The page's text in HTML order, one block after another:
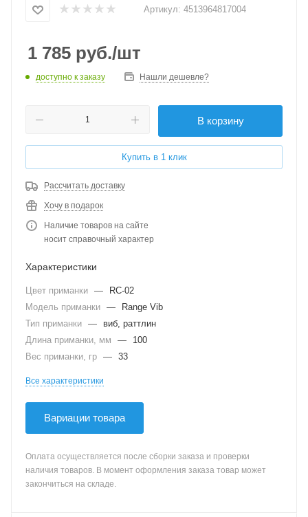
Артикул: 4513964817004
1 785 руб./шт
доступно к заказу Нашли дешевле?
В корзину
Купить в 1 клик
Рассчитать доставку
Хочу в подарок
Наличие товаров на сайте
носит справочный характер
Характеристики
Цвет приманки —
RC-02
Модель приманки —
Range Vib
Тип приманки —
виб, раттлин
Длина приманки, мм
—
100
Вес приманки, гр — 33
Все характеристики
Вариации товара
Оплата осуществляется после сборки заказа и проверки
наличия товаров. В момент оформления заказа товар может
закончиться на складе.